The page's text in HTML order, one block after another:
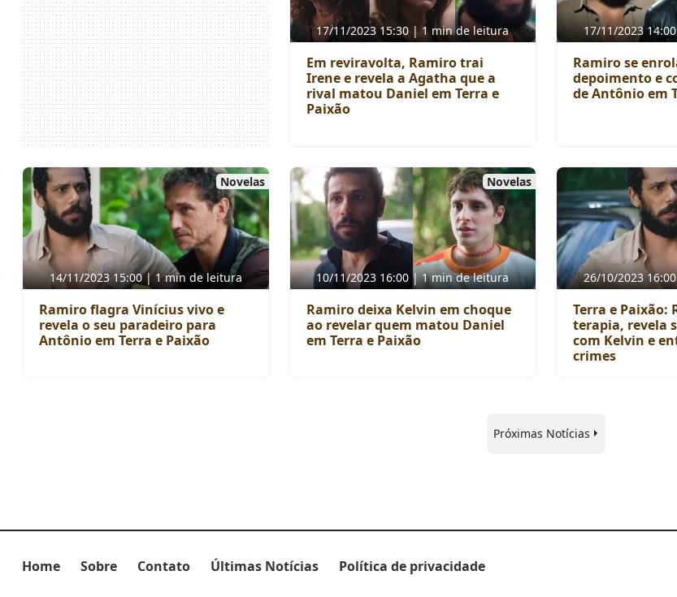
17/11/2023 15:30 | 1 min de leitura
Em reviravolta, Ramiro trai
Irene e revela a Agatha que a
rival matou Daniel em Terra e
Paixão
17/11/2023
Ramiro se
depoimento e
de Antônio em
Novelas
14/11/2023 15:00 | 1 min de leitura
Ramiro flagra Vinícius vivo e
revela o seu paradeiro para
Antônio em Terra e Paixão
Novelas
10/11/2023 16:00 | 1 min de leitura
Ramiro deixa Kelvin em choque
ao revelar quem matou Daniel
em Terra e Paixão
26/10/2023
Terra e Paixão:
terapia, revela
com Kelvin e
crimes
Próximas Notícias
Home Sobre Contato Últimas Notícias Política de privacidade